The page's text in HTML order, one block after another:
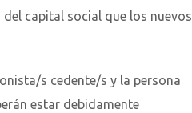
capital social que los nuevos
s cedente/s y la persona
estar debidamente